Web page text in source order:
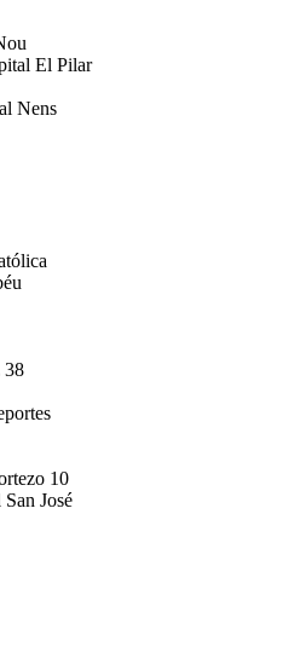
El Pilar
Nens
38
10
José